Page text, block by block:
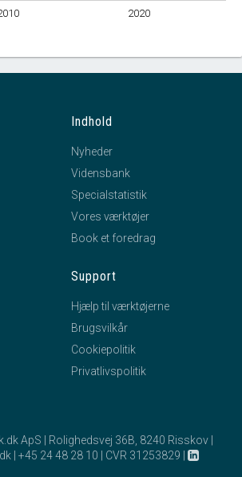
2020
Indhold
Nyheder
Vidensbank
Specialstatistik
Vores værktøjer
Book et foredrag
Support
Hjælp til værktøjerne
Brugsvilkår
Cookiepolitik
Privatlivspolitik
ApS | Rolighedsvej 36B, 8240 Risskov |
+45 24 48 28 10 CVR 31253829